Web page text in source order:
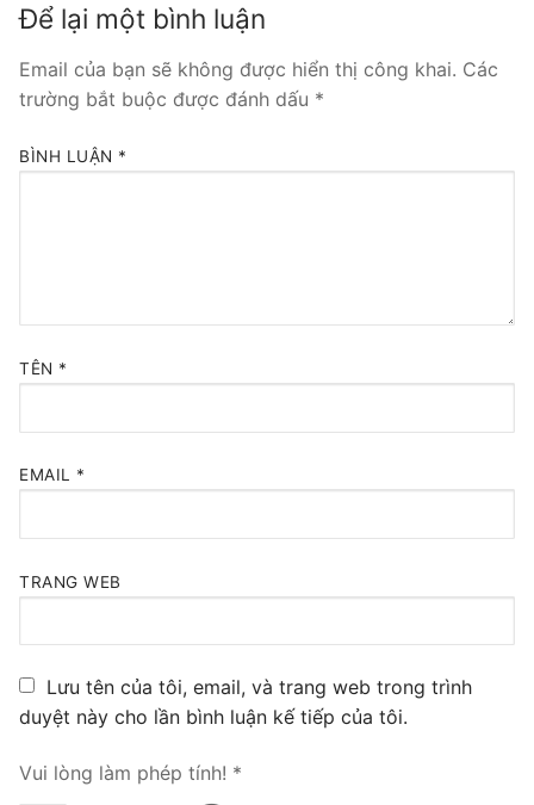
Tổng đài VoIP Yeastar S300
HOSTED PHONE SYSTEM
Tổng đài Yeastar Cloud
LIÊN HỆ
TIN TỨC
Để lại một bình luận
Email của bạn sẽ không được hiển thị công khai. Các
trường bắt buộc được đánh dấu *
BÌNH LUẬN *
TÊN *
EMAIL *
TRANG WEB
Lưu tên của tôi, email, và trang web trong trình
duyệt này cho lần bình luận kế tiếp của tôi.
Vui lòng làm phép tính! *